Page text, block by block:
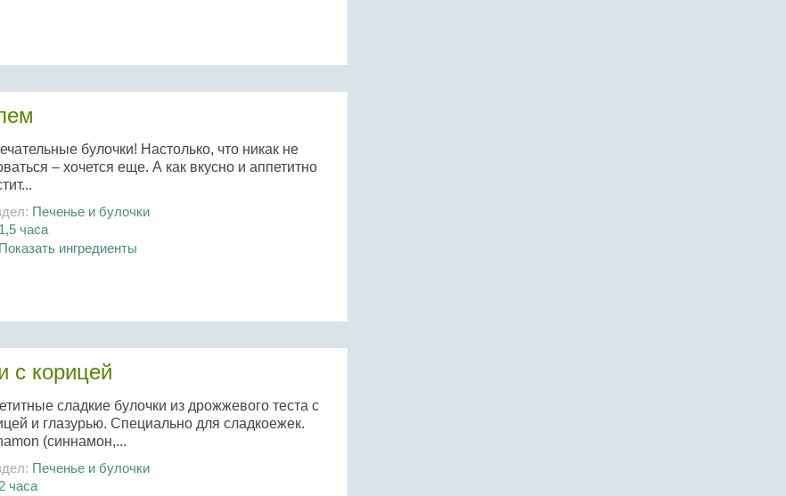
булочки! Настолько, что никак не
– хочется еще. А как вкусно и аппетитно
Печенье и булочки
1,5 часа
Показать ингредиенты
с корицей
сладкие булочки из дрожжевого теста с
и глазурью. Специально для сладкоежек.
(синнамон,...
Печенье и булочки
2 часа